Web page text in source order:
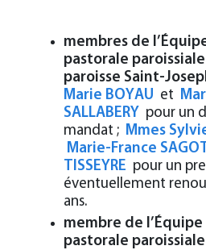
membres de
pastorale paroissiale
paroisse Saint-
Marie BOYAU et
SALLABERY pour un
mandat ; Mmes
Marie-France SAGOT
TISSEYRE pour un
éventuellement
ans.
membre de
pastorale paroissiale